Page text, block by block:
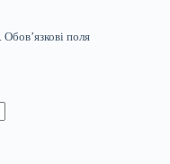
Обов’язкові поля